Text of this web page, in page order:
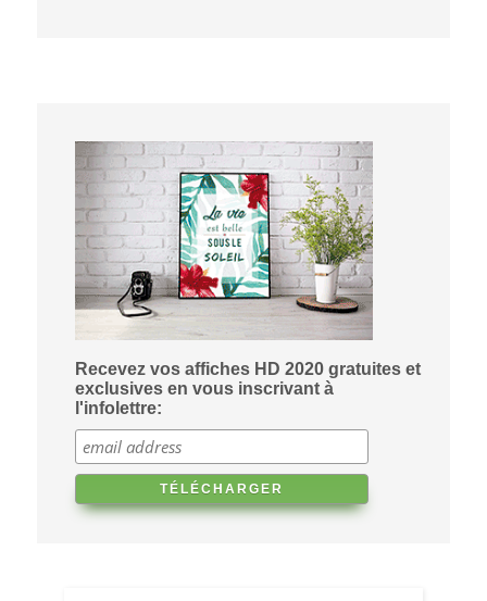
Recevez vos affiches HD 2020 gratuites et
exclusives en vous inscrivant à
l'infolettre: